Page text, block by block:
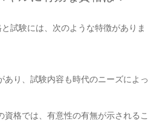
試験には、次のような特徴がありま
あり、試験内容も時代のニーズによっ
資格では、有意性の有無が示されるこ